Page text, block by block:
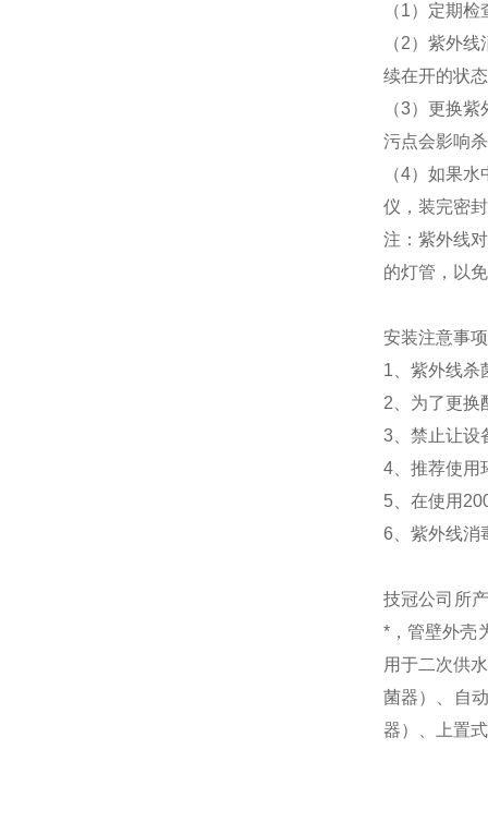
（1）定期
（2）紫外
续在开的状
（3）更换
污点会影响
（4）如果
仪，装完密
注：紫外线
的灯管，以
安装注意事项
1、紫外线杀
2、为了更换
3、禁止让设
4、推荐使用
5、在使用
6、紫外线消
技冠公司所
*，管壁外壳
用于二次供
菌器）、自
器）、上置